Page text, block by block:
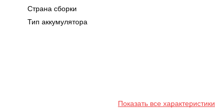
Страна сборки
Тип аккумулятора
Показать все характеристики